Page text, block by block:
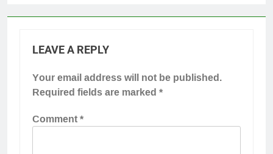
LEAVE A REPLY
Your email address will not be published.
Required fields are marked*
Comment*